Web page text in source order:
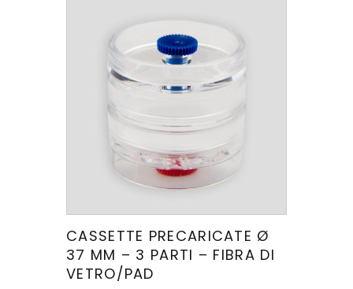
CASSETTE PRECARICATE Ø
37 MM – 3 PARTI – FIBRA DI
VETRO/PAD